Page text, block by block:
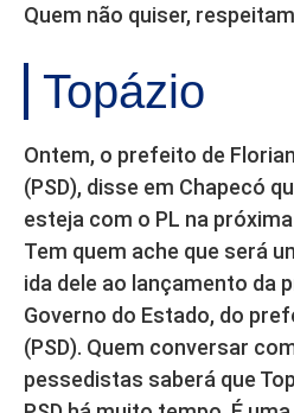
Quem não quiser,
Topázio
Ontem, o prefeito de
(PSD), disse em Chapecó
esteja com o PL na
Tem quem ache que será
ida dele ao lançamento da
Governo do Estado, do
(PSD). Quem conversar
pessedistas saberá que